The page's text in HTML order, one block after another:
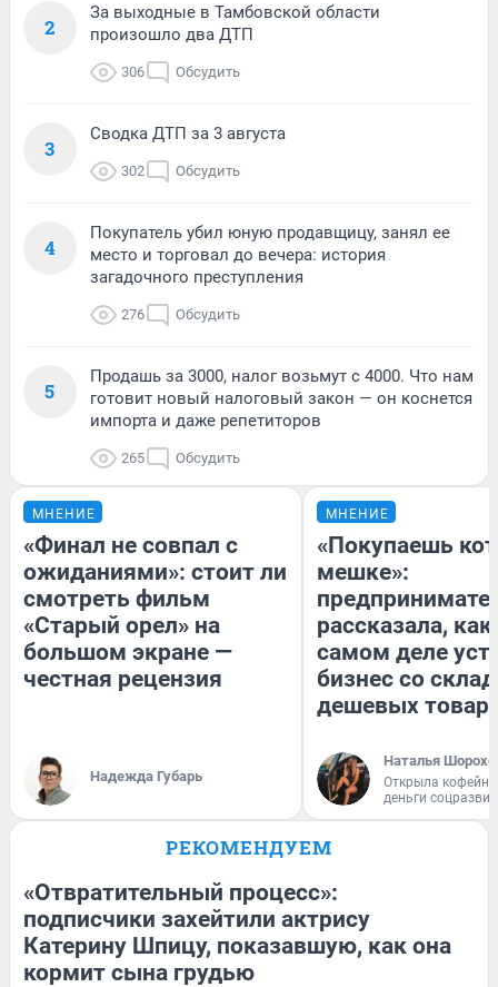
2
За выходные в Тамбовской области
произошло два ДТП
306 Обсудить
3
Сводка ДТП за 3 августа
302 Обсудить
4
Покупатель убил юную продавщицу, занял ее
место и торговал до вечера: история
загадочного преступления
276 Обсудить
5
Продашь за 3000, налог возьмут с 4000. Что нам
готовит новый налоговый закон — он коснется
импорта и даже репетиторов
265 Обсудить
МНЕНИЕ
«Финал не совпал с
ожиданиями»: стоит ли
смотреть фильм
«Старый орел» на
большом экране —
честная рецензия
Надежда Губарь
МНЕНИЕ
«Покупаешь
мешке»:
рассказала, как
самом деле
бизнес со
дешевых
Наталья
Открыла
деньги
РЕКОМЕНДУЕМ
«Отвратительный процесс»:
подписчики захейтили актрису
Катерину Шпицу, показавшую, как она
кормит сына грудью